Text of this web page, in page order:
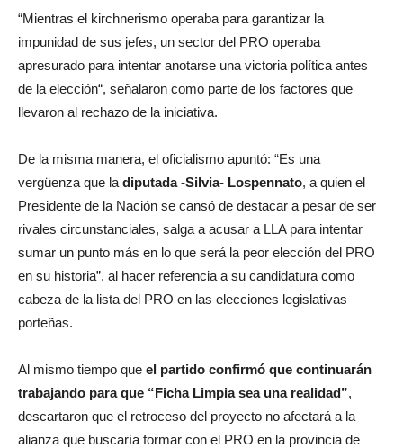
“Mientras el kirchnerismo operaba para garantizar la
impunidad de sus jefes, un sector del PRO operaba
apresurado para intentar anotarse una victoria política antes
de la elección“, señalaron como parte de los factores que
llevaron al rechazo de la iniciativa.
De la misma manera, el oficialismo apuntó: “Es una
vergüenza que la diputada -Silvia- Lospennato, a quien el
Presidente de la Nación se cansó de destacar a pesar de ser
rivales circunstanciales, salga a acusar a LLA para intentar
sumar un punto más en lo que será la peor elección del PRO
en su historia”, al hacer referencia a su candidatura como
cabeza de la lista del PRO en las elecciones legislativas
porteñas.
Al mismo tiempo que el partido confirmó que continuarán
trabajando para que “Ficha Limpia sea una realidad”,
descartaron que el retroceso del proyecto no afectará a la
alianza que buscaría formar con el PRO en la provincia de